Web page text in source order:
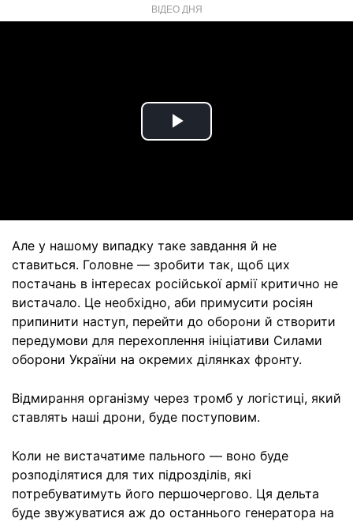
ВІДЕО ДНЯ
Play
Але у нашому випадку таке завдання й не
ставиться. Головне — зробити так, щоб цих
постачань в інтересах російської армії критично не
вистачало. Це необхідно, аби примусити росіян
припинити наступ, перейти до оборони й створити
передумови для перехоплення ініціативи Силами
оборони України на окремих ділянках фронту.
Відмирання організму через тромб у логістиці, який
ставлять наші дрони, буде поступовим.
Коли не вистачатиме пального — воно буде
розподілятися для тих підрозділів, які
потребуватимуть його першочергово. Ця дельта
буде звужуватися аж до останнього генератора на